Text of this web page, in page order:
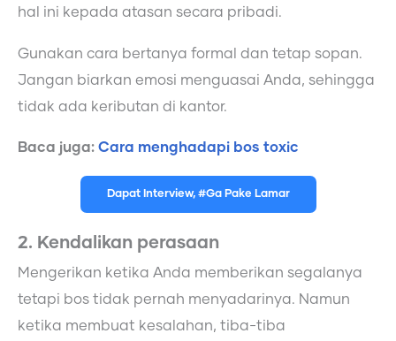
hal ini kepada atasan secara pribadi.
Gunakan cara bertanya formal dan tetap sopan.
Jangan biarkan emosi menguasai Anda, sehingga
tidak ada keributan di kantor.
Baca juga: Cara menghadapi bos toxic
Dapat Interview, #Ga Pake Lamar
2. Kendalikan perasaan
Mengerikan ketika Anda memberikan segalanya
tetapi bos tidak pernah menyadarinya. Namun
ketika membuat kesalahan, tiba-tiba